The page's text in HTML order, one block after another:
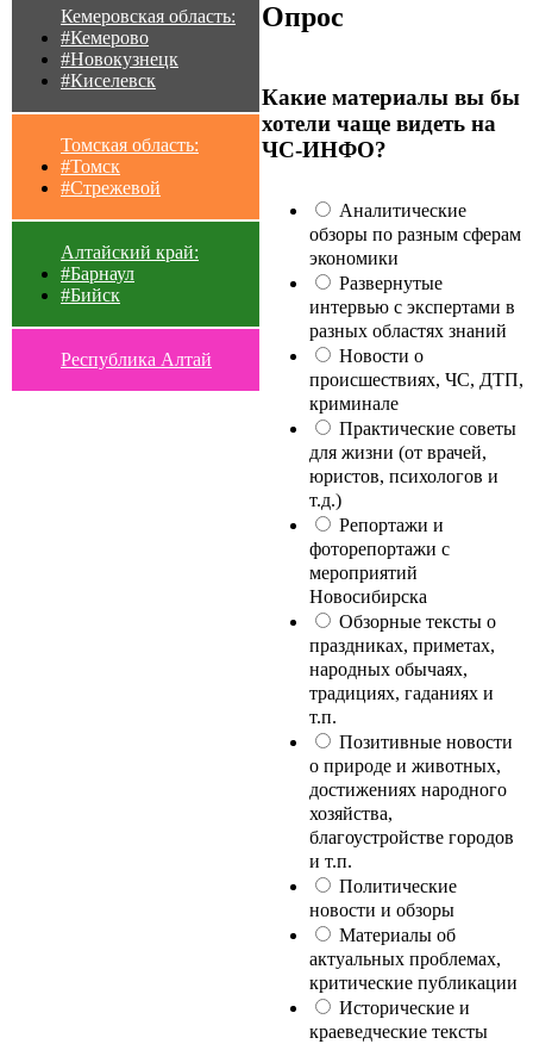
Кемеровская область:
#Кемерово
#Новокузнецк
#Киселевск
Томская область:
#Томск
#Стрежевой
Алтайский край:
#Барнаул
#Бийск
Республика Алтай
Опрос
Какие материалы вы бы
хотели чаще видеть на
ЧС-ИНФО?
Аналитические
обзоры по разным сферам
экономики
Развернутые
интервью с экспертами в
разных областях знаний
Новости о
происшествиях, ЧС, ДТП,
криминале
Практические советы
для жизни (от врачей,
юристов, психологов и
т.д.)
Репортажи и
фоторепортажи с
мероприятий
Новосибирска
Обзорные тексты о
праздниках, приметах,
народных обычаях,
традициях, гаданиях и
т.п.
Позитивные новости
о природе и животных,
достижениях народного
хозяйства,
благоустройстве городов
и т.п.
Политические
новости и обзоры
Материалы об
актуальных проблемах,
критические публикации
Исторические и
краеведческие тексты